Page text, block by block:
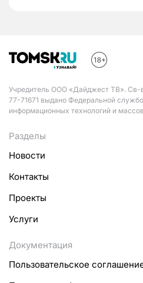
Учредитель ООО «Дайджест ТВ».
77-71671 выдано Федеральной
информационных технологий и
Разделы
Новости
Контакты
Проекты
Услуги
Документация
Пользовательское